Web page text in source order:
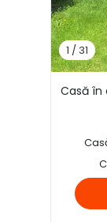
1 / 31
Casă în